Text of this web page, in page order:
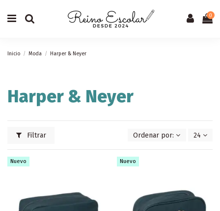
0
Inicio Moda Harper & Neyer
Harper & Neyer
Filtrar Ordenar por: 24
Nuevo Nuevo